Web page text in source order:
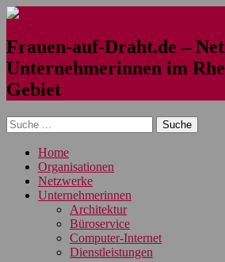
Frauen-auf-Draht.de –
Unternehmerinnen im
Gebiet
Home
Organisationen
Netzwerke
Unternehmerinnen
Architektur
Büroservice
Computer-Internet
Dienstleistungen